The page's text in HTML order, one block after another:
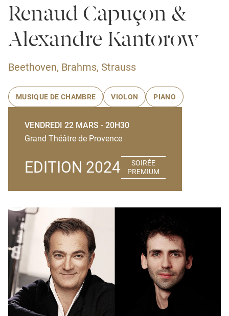
Renaud Capuçon &
Alexandre Kantorow
Beethoven, Brahms, Strauss
MUSIQUE DE CHAMBRE VIOLON PIANO
VENDREDI 22 MARS - 20H30
Grand Théâtre de Provence
EDITION 2024
SOIRÉE
PREMIUM